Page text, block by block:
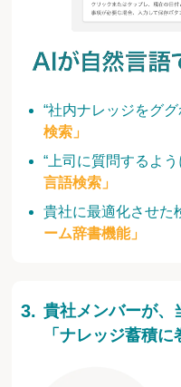
“社内ナレッジをグ
検索」
“上司に質問するよ
言語検索」
貴社に最適化させた
ーム辞書機能」
貴社メンバーが、
「ナレッジ蓄積